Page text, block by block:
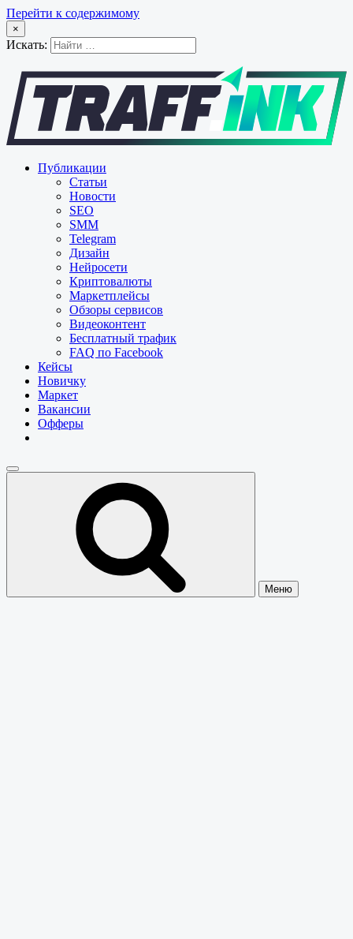
Перейти к содержимому
×
Искать:
Публикации
Статьи
Новости
SEO
SMM
Telegram
Дизайн
Нейросети
Криптовалюты
Маркетплейсы
Обзоры сервисов
Видеоконтент
Бесплатный трафик
FAQ по Facebook
Кейсы
Новичку
Маркет
Вакансии
Офферы
Меню